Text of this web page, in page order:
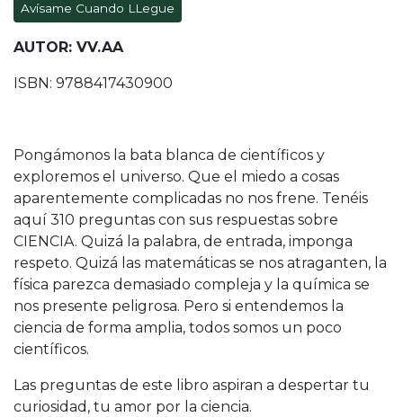
Avísame Cuando LLegue
AUTOR: VV.AA
ISBN: 9788417430900
Pongámonos la bata blanca de científicos y
exploremos el universo. Que el miedo a cosas
aparentemente complicadas no nos frene. Tenéis
aquí 310 preguntas con sus respuestas sobre
CIENCIA. Quizá la palabra, de entrada, imponga
respeto. Quizá las matemáticas se nos atraganten, la
física parezca demasiado compleja y la química se
nos presente peligrosa. Pero si entendemos la
ciencia de forma amplia, todos somos un poco
científicos.
Las preguntas de este libro aspiran a despertar tu
curiosidad, tu amor por la ciencia.